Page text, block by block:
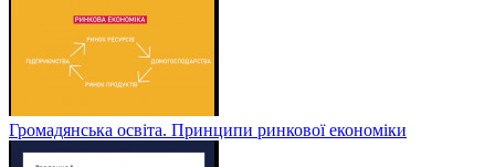
Громадянська освіта. Принципи ринкової економіки